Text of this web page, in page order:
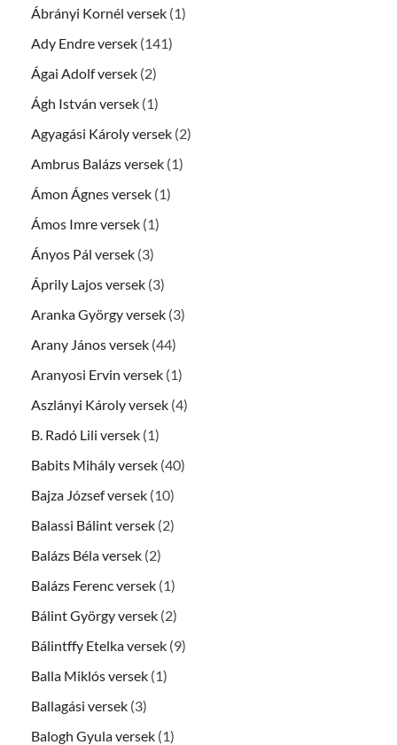
Ábrányi Kornél versek (1)
Ady Endre versek (141)
Ágai Adolf versek (2)
Ágh István versek (1)
Agyagási Károly versek (2)
Ambrus Balázs versek (1)
Ámon Ágnes versek (1)
Ámos Imre versek (1)
Ányos Pál versek (3)
Áprily Lajos versek (3)
Aranka György versek (3)
Arany János versek (44)
Aranyosi Ervin versek (1)
Aszlányi Károly versek (4)
B. Radó Lili versek (1)
Babits Mihály versek (40)
Bajza József versek (10)
Balassi Bálint versek (2)
Balázs Béla versek (2)
Balázs Ferenc versek (1)
Bálint György versek (2)
Bálintffy Etelka versek (9)
Balla Miklós versek (1)
Ballagási versek (3)
Balogh Gyula versek (1)